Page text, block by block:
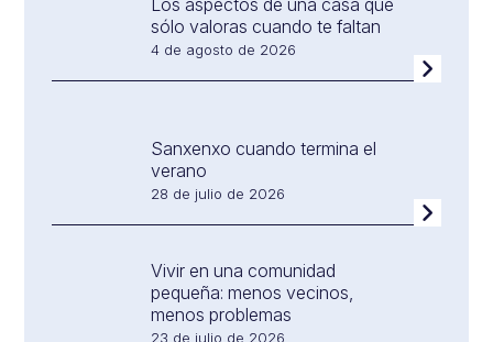
sólo valoras cuando te faltan
4 de agosto de 2026
Sanxenxo cuando termina el
verano
28 de julio de 2026
Vivir en una comunidad
pequeña: menos vecinos,
menos problemas
23 de julio de 2026